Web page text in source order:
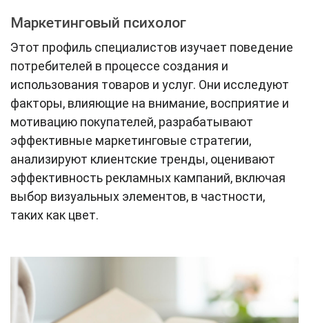
Маркетинговый психолог
Этот профиль специалистов изучает поведение
потребителей в процессе создания и
использования товаров и услуг. Они исследуют
факторы, влияющие на внимание, восприятие и
мотивацию покупателей, разрабатывают
эффективные маркетинговые стратегии,
анализируют клиентские тренды, оценивают
эффективность рекламных кампаний, включая
выбор визуальных элементов, в частности,
таких как цвет.